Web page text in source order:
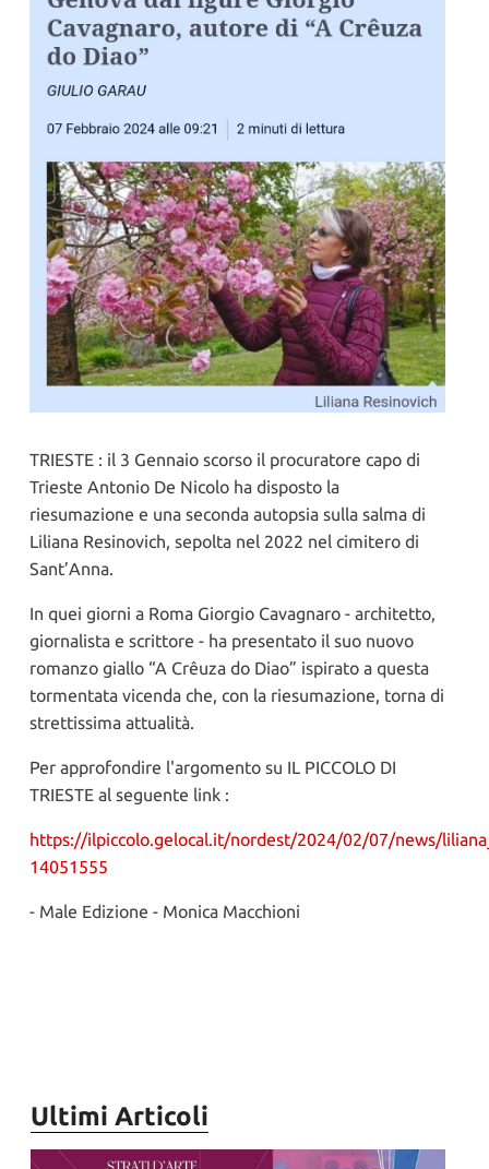
TRIESTE : il 3 Gennaio scorso il procuratore capo di
Trieste Antonio De Nicolo ha disposto la
riesumazione e una seconda autopsia sulla salma di
Liliana Resinovich, sepolta nel 2022 nel cimitero di
Sant’Anna.
In quei giorni a Roma Giorgio Cavagnaro - architetto,
giornalista e scrittore - ha presentato il suo nuovo
romanzo giallo “A Crêuza do Diao” ispirato a questa
tormentata vicenda che, con la riesumazione, torna di
strettissima attualità.
Per approfondire l'argomento su IL PICCOLO DI
TRIESTE al seguente link :
https://ilpiccolo.gelocal.it/nordest/2024/02/07/news/
14051555
- Male Edizione - Monica Macchioni
Ultimi Articoli